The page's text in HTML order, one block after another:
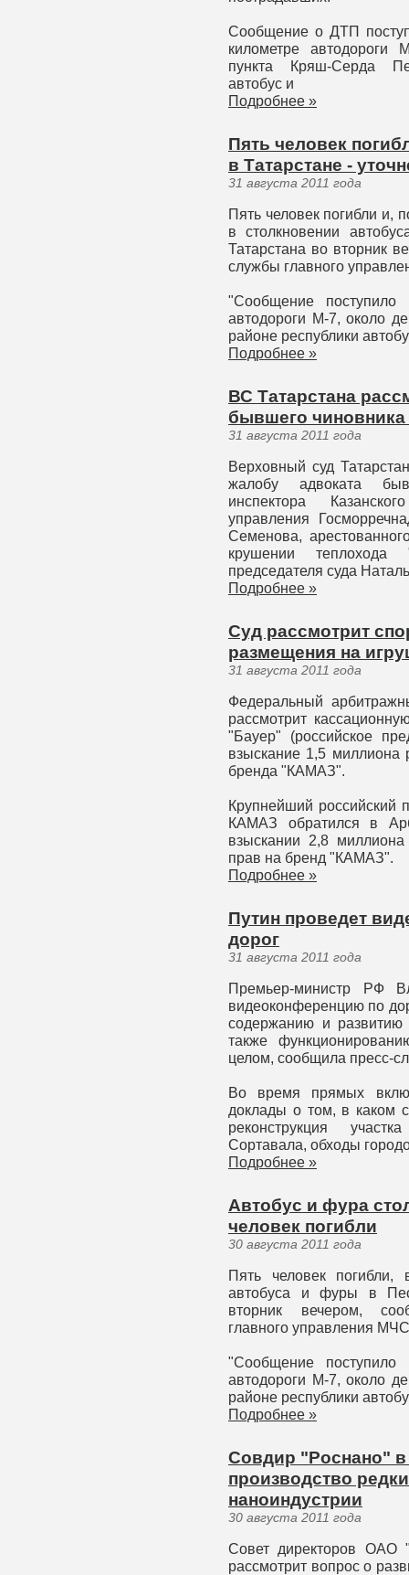
Сообщение о ДТП
километре автодороги
пункта Кряш-Серда
автобус и
Подробнее »
Пять человек
в Татарстане -
31 августа 2011 года
Пять человек погибли и,
в столкновении
Татарстана во вторник
службы главного
"Сообщение
автодороги М-7, около
районе республики
Подробнее »
ВС Татарстана
бывшего чиновника
31 августа 2011 года
Верховный суд
жалобу адвоката
инспектора
управления
Семенова,
крушении теплохода
председателя суда
Подробнее »
Суд рассмотрит
размещения на
31 августа 2011 года
Федеральный
рассмотрит
"Бауер" (российское
взыскание 1,5 миллиона
бренда "КАМАЗ".
Крупнейший российский
КАМАЗ обратился в
взыскании 2,8
прав на бренд "КАМАЗ".
Подробнее »
Путин проведет
дорог
31 августа 2011 года
Премьер-министр РФ
видеоконференцию по
содержанию и развитию
также
целом, сообщила пресс-
Во время прямых
доклады о том, в каком
реконструкция
Сортавала, обходы
Подробнее »
Автобус и фура
человек погибли
30 августа 2011 года
Пять человек погибли,
автобуса и фуры в
вторник вечером,
главного управления
"Сообщение
автодороги М-7, около
районе республики
Подробнее »
Совдир "Роснано" в
производство
наноиндустрии
30 августа 2011 года
Совет директоров ОАО
рассмотрит вопрос о